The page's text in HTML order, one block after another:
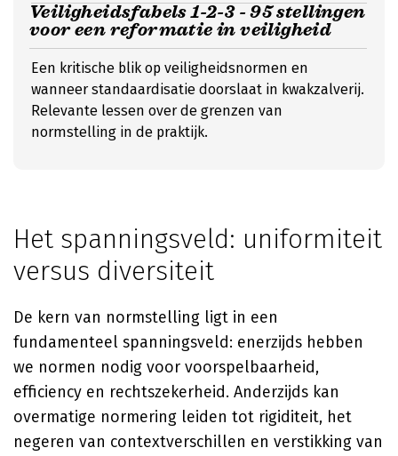
Veiligheidsfabels 1-2-3 - 95 stellingen
voor een reformatie in veiligheid
Een kritische blik op veiligheidsnormen en
wanneer standaardisatie doorslaat in kwakzalverij.
Relevante lessen over de grenzen van
normstelling in de praktijk.
Het spanningsveld: uniformiteit
versus diversiteit
De kern van normstelling ligt in een
fundamenteel spanningsveld: enerzijds hebben
we normen nodig voor voorspelbaarheid,
efficiency en rechtszekerheid. Anderzijds kan
overmatige normering leiden tot rigiditeit, het
negeren van contextverschillen en verstikking van